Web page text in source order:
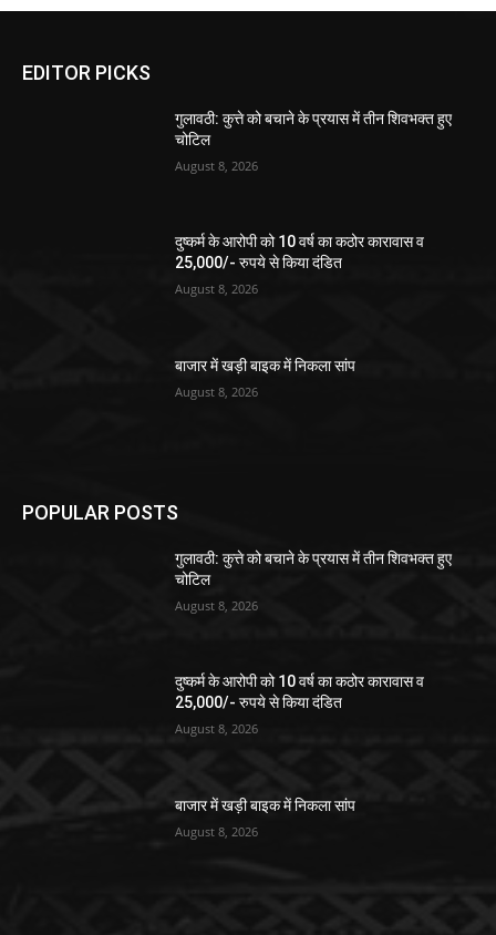
EDITOR PICKS
गुलावठी: कुत्ते को बचाने के प्रयास में तीन शिवभक्त हुए
चोटिल
August 8, 2026
दुष्कर्म के आरोपी को 10 वर्ष का कठोर कारावास व
25,000/- रुपये से किया दंडित
August 8, 2026
बाजार में खड़ी बाइक में निकला सांप
August 8, 2026
POPULAR POSTS
गुलावठी: कुत्ते को बचाने के प्रयास में तीन शिवभक्त हुए
चोटिल
August 8, 2026
दुष्कर्म के आरोपी को 10 वर्ष का कठोर कारावास व
25,000/- रुपये से किया दंडित
August 8, 2026
बाजार में खड़ी बाइक में निकला सांप
August 8, 2026